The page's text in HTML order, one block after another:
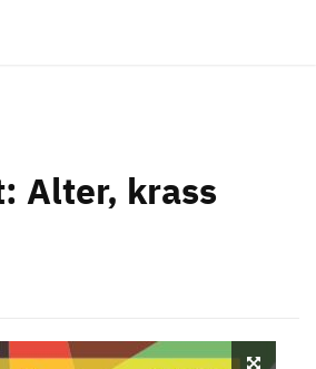
Alter, krass